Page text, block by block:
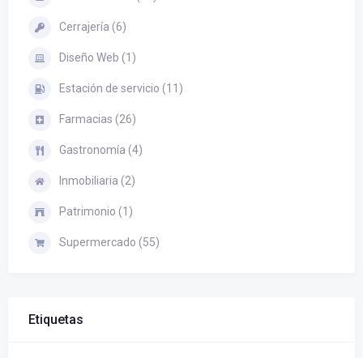
Cerrajería (6)
Diseño Web (1)
Estación de servicio (11)
Farmacias (26)
Gastronomía (4)
Inmobiliaria (2)
Patrimonio (1)
Supermercado (55)
Etiquetas